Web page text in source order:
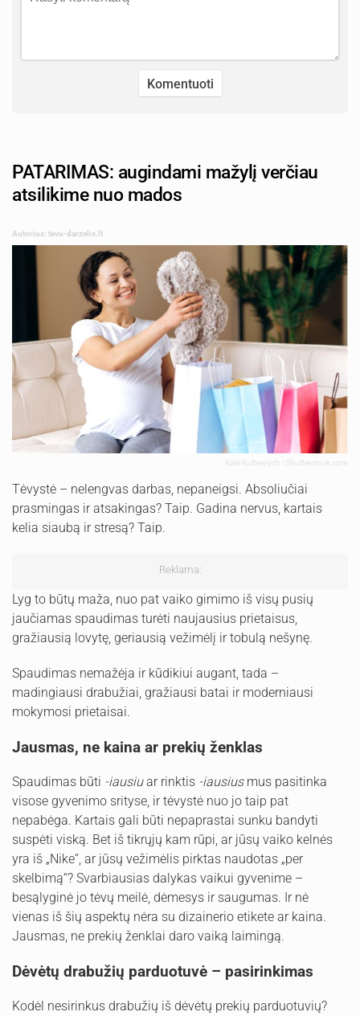
PATARIMAS: augindami mažylį verčiau
atsilikime nuo mados
Autorius: tevu-darzelis.lt
Kate Kultsevych | Shutterstock.com
Tėvystė – nelengvas darbas, nepaneigsi. Absoliučiai
prasmingas ir atsakingas? Taip. Gadina nervus, kartais
kelia siaubą ir stresą? Taip.
Reklama:
Lyg to būtų maža, nuo pat vaiko gimimo iš visų pusių
jaučiamas spaudimas turėti naujausius prietaisus,
gražiausią lovytę, geriausią vežimėlį ir tobulą nešynę.
Spaudimas nemažėja ir kūdikiui augant, tada –
madingiausi drabužiai, gražiausi batai ir moderniausi
mokymosi prietaisai.
Jausmas, ne kaina ar prekių ženklas
Spaudimas būti -iausiuar rinktis -iausiusmus pasitinka
visose gyvenimo srityse, ir tėvystė nuo jo taip pat
nepabėga. Kartais gali būti nepaprastai sunku bandyti
suspėti viską. Bet iš tikrųjų kam rūpi, ar jūsų vaiko kelnės
yra iš „Nike“, ar jūsų vežimėlis pirktas naudotas „per
skelbimą“? Svarbiausias dalykas vaikui gyvenime –
besąlyginė jo tėvų meilė, dėmesys ir saugumas. Ir nė
vienas iš šių aspektų nėra su dizainerio etikete ar kaina.
Jausmas, ne prekių ženklai daro vaiką laimingą.
Dėvėtų drabužių parduotuvė – pasirinkimas
Kodėl nesirinkus drabužių iš dėvėtų prekių parduotuvių?